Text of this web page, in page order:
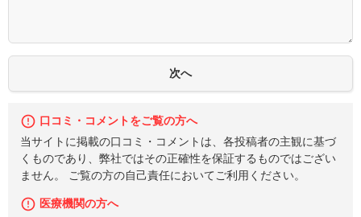
口コミ・コメントをご覧の方へ
当サイトに掲載の口コミ・コメントは、各投稿者の主観に基づ
くものであり、弊社ではその正確性を保証するものではござい
ません。 ご覧の方の自己責任においてご利用ください。
医療機関の方へ